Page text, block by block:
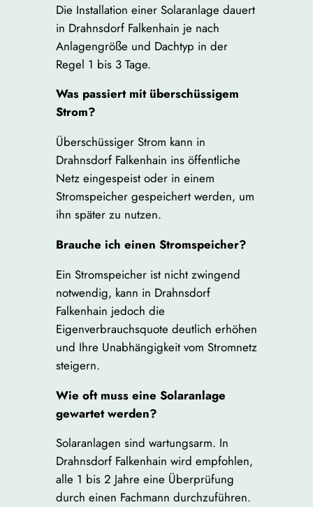
Die Installation einer Solaranlage dauert
in Drahnsdorf Falkenhain je nach
Anlagengröße und Dachtyp in der
Regel 1 bis 3 Tage.
Was passiert mit überschüssigem
Strom?
Überschüssiger Strom kann in
Drahnsdorf Falkenhain ins öffentliche
Netz eingespeist oder in einem
Stromspeicher gespeichert werden, um
ihn später zu nutzen.
Brauche ich einen Stromspeicher?
Ein Stromspeicher ist nicht zwingend
notwendig, kann in Drahnsdorf
Falkenhain jedoch die
Eigenverbrauchsquote deutlich erhöhen
und Ihre Unabhängigkeit vom Stromnetz
steigern.
Wie oft muss eine Solaranlage
gewartet werden?
Solaranlagen sind wartungsarm. In
Drahnsdorf Falkenhain wird empfohlen,
alle 1 bis 2 Jahre eine Überprüfung
durch einen Fachmann durchzuführen.